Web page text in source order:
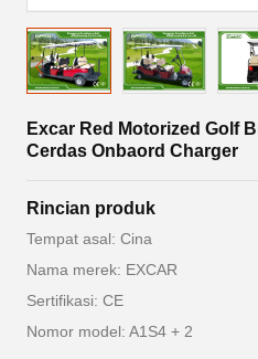
Excar Red Motorized Golf
Cerdas Onbaord Charger
Rincian produk
Tempat asal: Cina
Nama merek: EXCAR
Sertifikasi: CE
Nomor model: A1S4 + 2